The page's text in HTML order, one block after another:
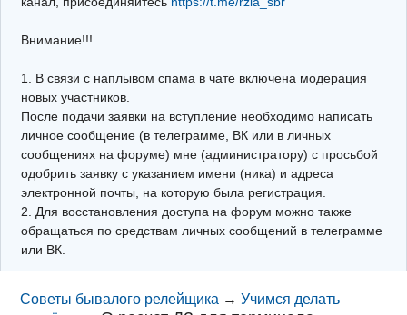
Архив
Почта
Поиск релейщика
Видео РЗиА
Фотохостинг
Телеграм
Внимание!!!
1. В связи с наплывом спама в чате включена модерация
новых участников.
После подачи заявки на вступление необходимо написать
личное сообщение (в телеграмме, ВК или в личных
сообщениях на форуме) мне (администратору) с просьбой
одобрить заявку с указанием имени (ника) и адреса
электронной почты, на которую была регистрация.
2. Для восстановления доступа на форум можно также
обращаться по средствам личных сообщений в телеграмме
или ВК.
Советы бывалого релейщика →Учимся делать